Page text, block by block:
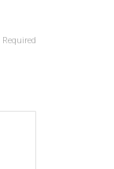
Required